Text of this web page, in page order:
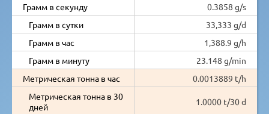
Грамм в секунду
0.3858 g/s
Грамм в сутки
33,333 g/d
Грамм в час
1,388.9 g/h
Грамм в минуту
23.148 g/min
Метрическая тонна в час
0.0013889 t/h
Метрическая тонна в 30
дней
1.0000 t/30 d